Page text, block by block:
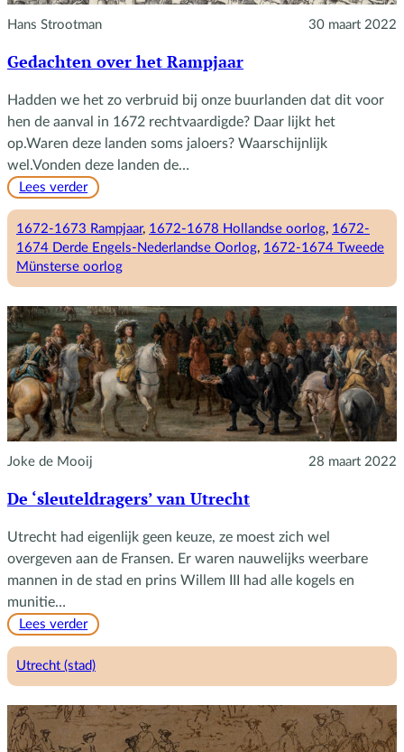
Hans Strootman 30 maart 2022
Gedachten over het Rampjaar
Hadden we het zo verbruid bij onze buurlanden dat dit voor
hen de aanval in 1672 rechtvaardigde? Daar lijkt het
op.Waren deze landen soms jaloers? Waarschijnlijk
wel.Vonden deze landen de…
Lees verder:
over
het
Rampjaar
1672-1673 Rampjaar, 1672-1678 Hollandse oorlog, 1672-
1674 Derde Engels-Nederlandse Oorlog, 1672-1674 Tweede
Münsterse oorlog
Joke de Mooij 28 maart 2022
De ‘sleuteldragers’ van Utrecht
Utrecht had eigenlijk geen keuze, ze moest zich wel
overgeven aan de Fransen. Er waren nauwelijks weerbare
mannen in de stad en prins Willem III had alle kogels en
munitie…
Lees verder:
‘sleuteldragers’
Utrecht (stad)